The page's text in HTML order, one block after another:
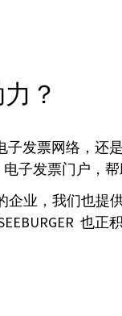
？
子发票网络，还
子发票门户，
业，我们也提
也